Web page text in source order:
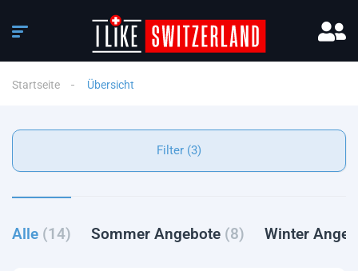
Startseite Übersicht
Filter (3)
Alle (14) Sommer Angebote (8) Winter